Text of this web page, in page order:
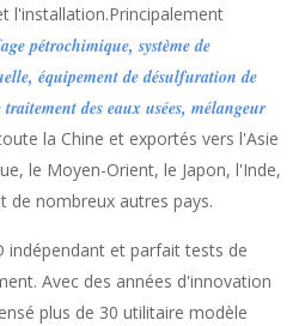
l'installation.Principalement
pétrochimique, système de
équipement de désulfuration de
des eaux usées, mélangeur
la Chine et exportés vers l'Asie
le Moyen-Orient, le Japon, l'Inde,
de nombreux autres pays.
indépendant et parfaittests de
. Avec des années d'innovation
plus de 30 utilitaire modèle